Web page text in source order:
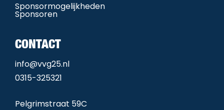
Sponsormogelijkheden
Sponsoren
CONTACT
info@vvg25.nl
0315-325321
Pelgrimstraat 59C